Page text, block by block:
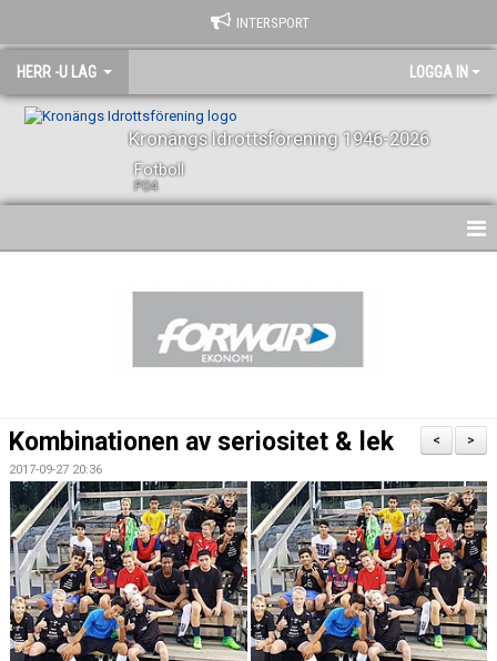
INTERSPORT
HERR -U LAG LOGGA IN
Kronängs Idrottsförening 1946-2026
Fotboll
P04
BILDGALLERI
DOKUMENT
KONTAKT
MATCHER
>
<
Kombinationen av seriositet & lek
2017-09-27 20:36